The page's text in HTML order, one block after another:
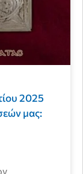
2025
μας: